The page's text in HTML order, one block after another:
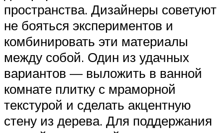
пространства. Дизайнеры советуют
не бояться экспериментов и
комбинировать эти материалы
между собой. Один из удачных
вариантов — выложить в ванной
комнате плитку с мраморной
текстурой и сделать акцентную
стену из дерева. Для поддержания